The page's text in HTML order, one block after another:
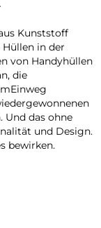
Kunststoff
in der
von Handyhüllen
die
Und das ohne
und Design.
bewirken.
wissen,